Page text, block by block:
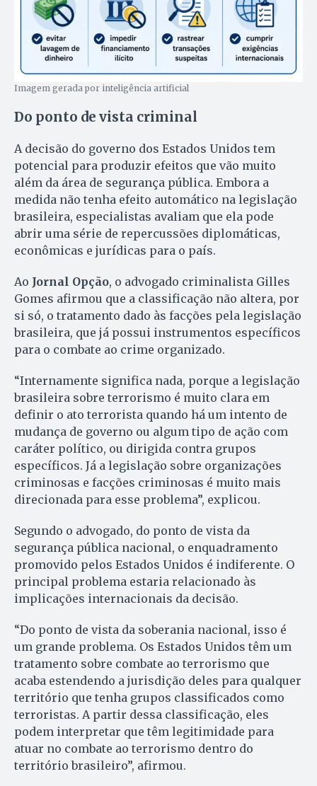
Imagem gerada por inteligência artificial
Do ponto de vista criminal
A decisão do governo dos Estados Unidos tem
potencial para produzir efeitos que vão muito
além da área de segurança pública. Embora a
medida não tenha efeito automático na legislação
brasileira, especialistas avaliam que ela pode
abrir uma série de repercussões diplomáticas,
econômicas e jurídicas para o país.
Ao Jornal Opção, o advogado criminalista Gilles
Gomes afirmou que a classificação não altera, por
si só, o tratamento dado às facções pela legislação
brasileira, que já possui instrumentos específicos
para o combate ao crime organizado.
“Internamente significa nada, porque a legislação
brasileira sobre terrorismo é muito clara em
definir o ato terrorista quando há um intento de
mudança de governo ou algum tipo de ação com
caráter político, ou dirigida contra grupos
específicos. Já a legislação sobre organizações
criminosas e facções criminosas é muito mais
direcionada para esse problema”, explicou.
Segundo o advogado, do ponto de vista da
segurança pública nacional, o enquadramento
promovido pelos Estados Unidos é indiferente. O
principal problema estaria relacionado às
implicações internacionais da decisão.
“Do ponto de vista da soberania nacional, isso é
um grande problema. Os Estados Unidos têm um
tratamento sobre combate ao terrorismo que
acaba estendendo a jurisdição deles para qualquer
território que tenha grupos classificados como
terroristas. A partir dessa classificação, eles
podem interpretar que têm legitimidade para
atuar no combate ao terrorismo dentro do
território brasileiro”, afirmou.